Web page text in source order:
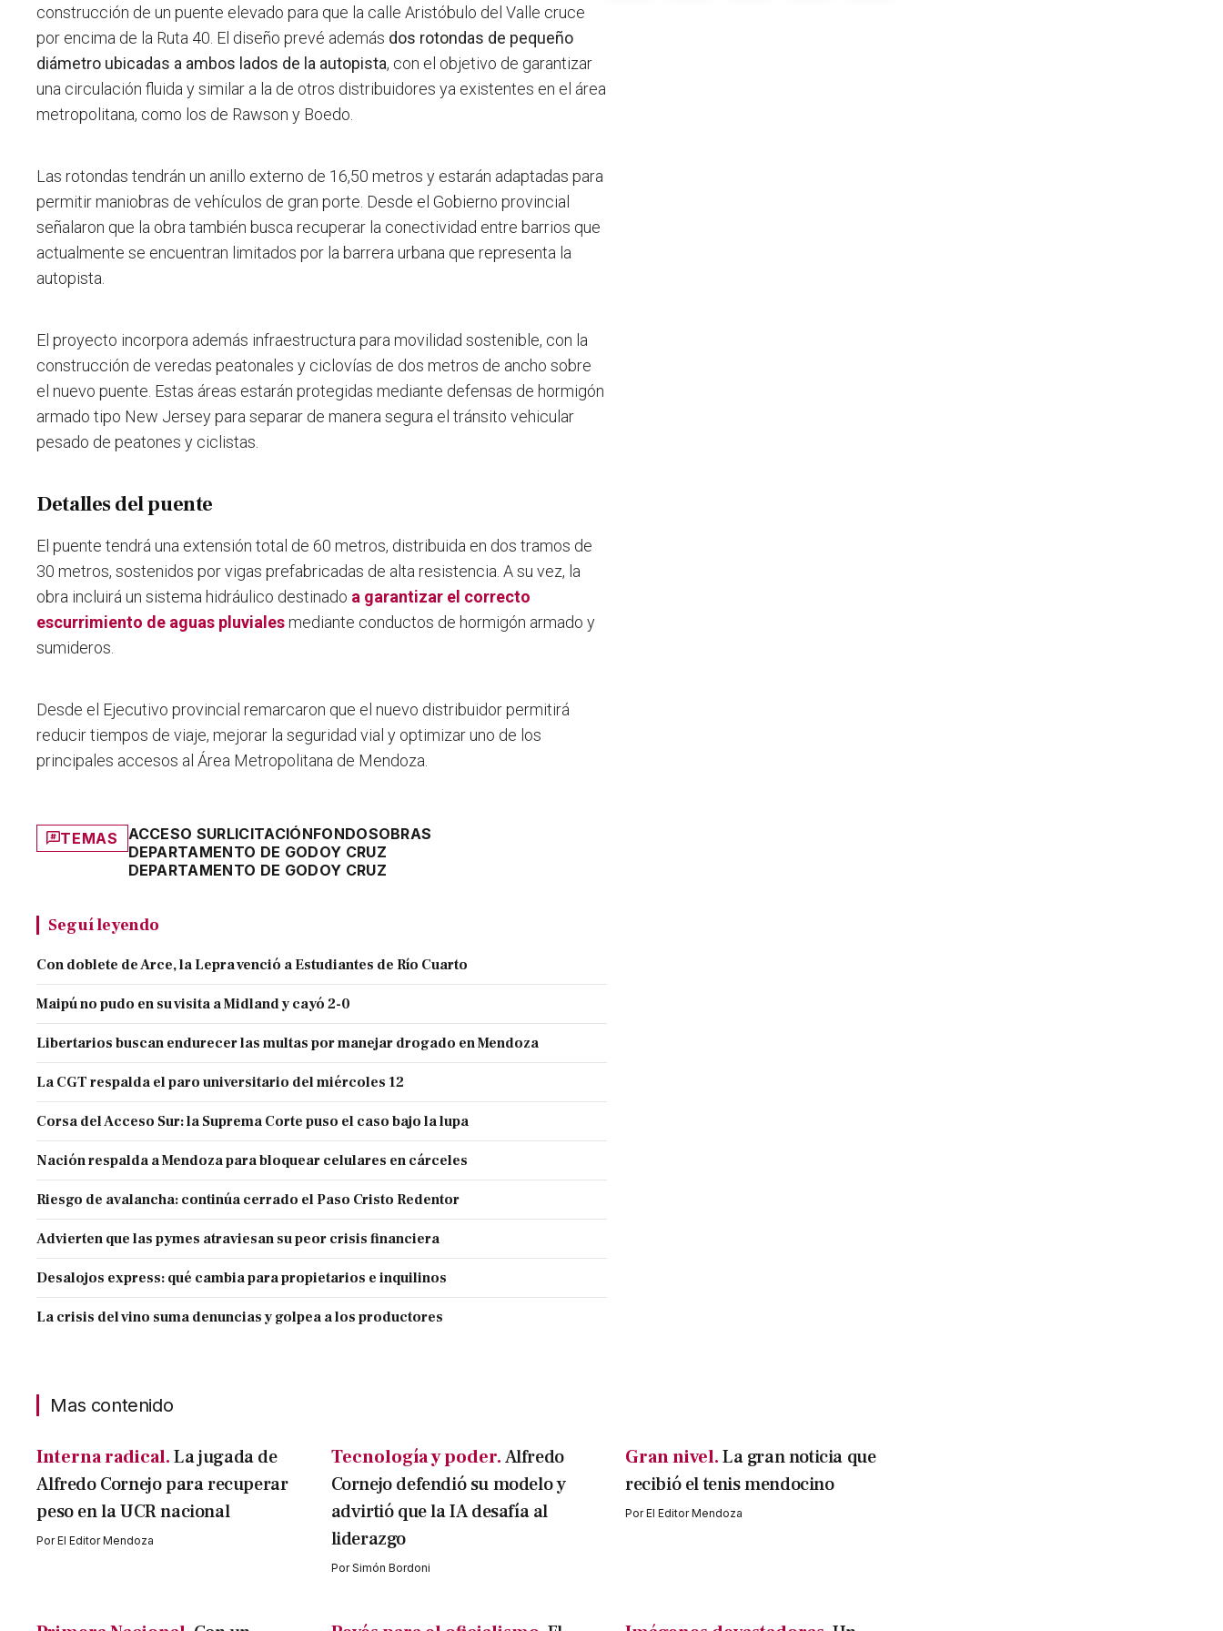
construcción de un puente elevado para que la calle Aristóbulo del Valle cruce
por encima de la Ruta 40 . El diseño prevé además dos rotondas de pequeño
diámetro ubicadas a ambos lados de la autopista, con el objetivo de garantizar
una circulación fluida y similar a la de otros distribuidores ya existentes en el área
metropolitana, como los de Rawson y Boedo.
Las rotondas tendrán un anillo externo de 16,50 metros y estarán adaptadas para
permitir maniobras de vehículos de gran porte. Desde el Gobierno provincial
señalaron que la obra también busca recuperar la conectividad entre barrios que
actualmente se encuentran limitados por la barrera urbana que representa la
autopista
El proyecto incorpora además infraestructura para movilidad sostenible, con la
construcción de veredas peatonales y ciclovías de dos metros de ancho sobre
el nuevo puente. Estas áreas estarán protegidas mediante defensas de hormigón
armado tipo New Jersey para separar de manera segura el tránsito vehicular
pesado de peatones y ciclistas.
Detalles del puente
El puente tendrá una extensión total de 60 metros, distribuida en dos tramos de
30 metros, sostenidos por vigas prefabricadas de alta resistencia. A su vez, la
obra incluirá un sistema hidráulico destinado a garantizar el correcto
escurrimiento de aguas pluvialesmediante conductos de hormigón armado y
sumideros.
Desde el Ejecutivo provincial remarcaron que el nuevo distribuidor permitirá
reducir tiempos de viaje, mejorar la seguridad vial y optimizar uno de los
principales accesos al Área Metropolitana de Mendoza.
TEMAS ACCESO SURLICITACIÓNFONDOSOBRAS
DEPARTAMENTO DE GODOY CRUZ
DEPARTAMENTO DE GODOY CRUZ
Seguí leyendo
Con doblete de Arce, la Lepra venció a Estudiantes de Río Cuarto
Maipú no pudo en su visita a Midland y cayó 2-0
Libertarios buscan endurecer las multas por manejar drogado en Mendoza
La CGT respalda el paro universitario del miércoles 12
Corsa del Acceso Sur: la Suprema Corte puso el caso bajo la lupa
Nación respalda a Mendoza para bloquear celulares en cárceles
Riesgo de avalancha: continúa cerrado el Paso Cristo Redentor
Advierten que las pymes atraviesan su peor crisis financiera
Desalojos express: qué cambia para propietarios e inquilinos
La crisis del vino suma denuncias y golpea a los productores
Mas contenido
Interna radical. La jugada de
Alfredo Cornejo para recuperar
peso en la UCR nacional
PorEl Editor Mendoza
Tecnología y poder.Alfredo
Cornejo defendió su modelo y
advirtió que la IA desafía al
liderazgo
PorSimón Bordoni
Gran nivel.La gran noticia que
recibió el tenis mendocino
PorEl Editor Mendoza